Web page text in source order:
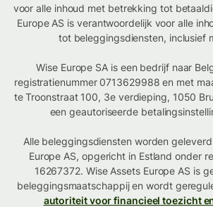
voor alle inhoud met betrekking tot
Europe AS is verantwoordelijk voor alle
tot beleggingsdiensten, inclusief
Wise Europe SA is een bedrijf naar
registratienummer 0713629988 en met
te Troonstraat 100, 3e verdieping, 1050
een geautoriseerde
Alle beleggingsdiensten worden
Europe AS, opgericht in Estland onder
16267372. Wise Assets Europe AS is
beleggingsmaatschappij en wordt
autoriteit voor financieel toezicht